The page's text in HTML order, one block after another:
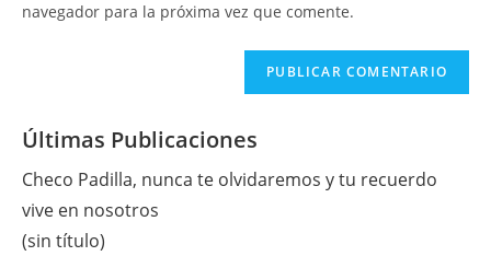
comentar
navegador para la próxima vez que comente.
Últimas Publicaciones
Checo Padilla, nunca te olvidaremos y tu recuerdo
vive en nosotros
(sin título)